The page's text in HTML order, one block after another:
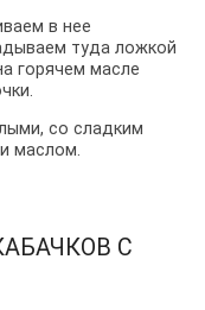
в нее
туда ложкой
горячем масле
со сладким
маслом.
С